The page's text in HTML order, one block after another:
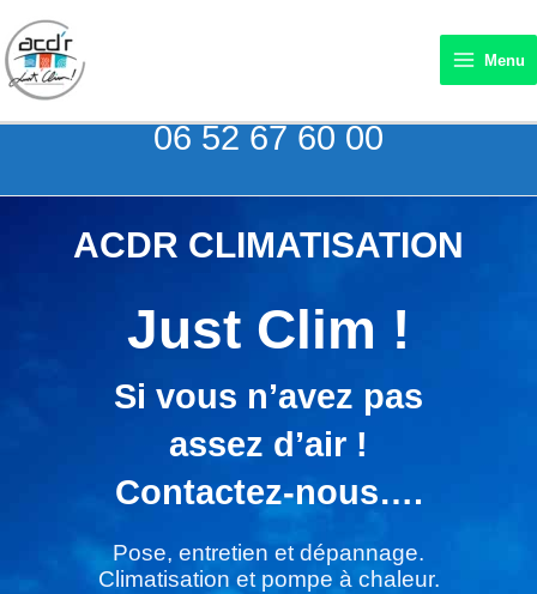
au
contenu
Menu
06 52 67 60 00
ACDR CLIMATISATION
Just Clim !
Si vous n’avez pas
assez d’air !
Contactez-nous….
Pose, entretien et dépannage.
Climatisation et pompe à chaleur.